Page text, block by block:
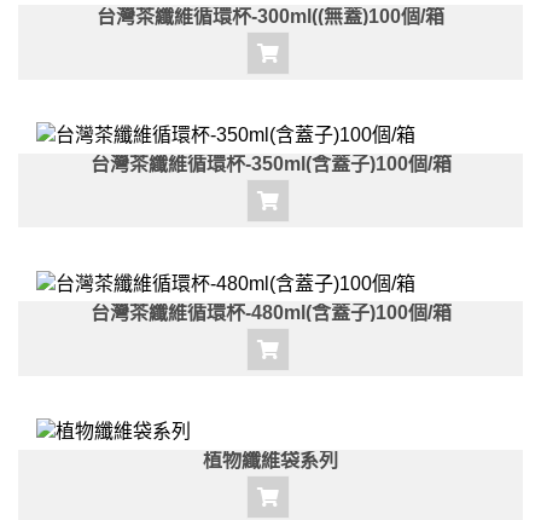
台灣茶纖維循環杯-300ml((無蓋)100個/箱
台灣茶纖維循環杯-350ml(含蓋子)100個/箱
台灣茶纖維循環杯-480ml(含蓋子)100個/箱
植物纖維袋系列